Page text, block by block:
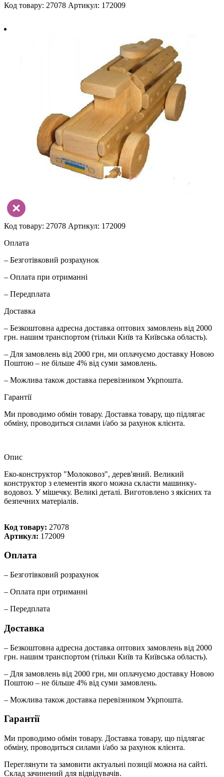
Код товару: 27078 Артикул: 172009
Код товару: 27078 Артикул: 172009
Оплата
– Безготівковий розрахунок
– Оплата при отриманні
– Передплата
Доставка
– Безкоштовна адресна доставка оптових замовлень від 2000
грн. нашим транспортом (тільки Київ та Київська область).
– Для замовлень від 2000 грн, ми оплачуємо доставку Новою
Поштою – не більше 4% від суми замовлень.
– Можлива також доставка перевізником Укрпошта.
Гарантії
Ми проводимо обмін товару. Доставка товару, що підлягає
обміну, проводиться силами і/або за рахунок клієнта.
Опис
Еко-конструктор "Молоковоз", дерев'яний. Великий
конструктор з елементів якого можна скласти машинку-
водовоз. У мішечку. Великі деталі. Виготовлено з якісних та
безпечних матеріалів.
Код товару: 27078
Артикул: 172009
Оплата
– Безготівковий розрахунок
– Оплата при отриманні
– Передплата
Доставка
– Безкоштовна адресна доставка оптових замовлень від 2000
грн. нашим транспортом (тільки Київ та Київська область).
– Для замовлень від 2000 грн, ми оплачуємо доставку Новою
Поштою – не більше 4% від суми замовлень.
– Можлива також доставка перевізником Укрпошта.
Гарантії
Ми проводимо обмін товару. Доставка товару, що підлягає
обміну, проводиться силами і/або за рахунок клієнта.
Переглянути та замовити актуальні позиції можна на сайті.
Склад зачинений для відвідувачів.